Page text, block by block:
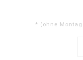
* (ohne